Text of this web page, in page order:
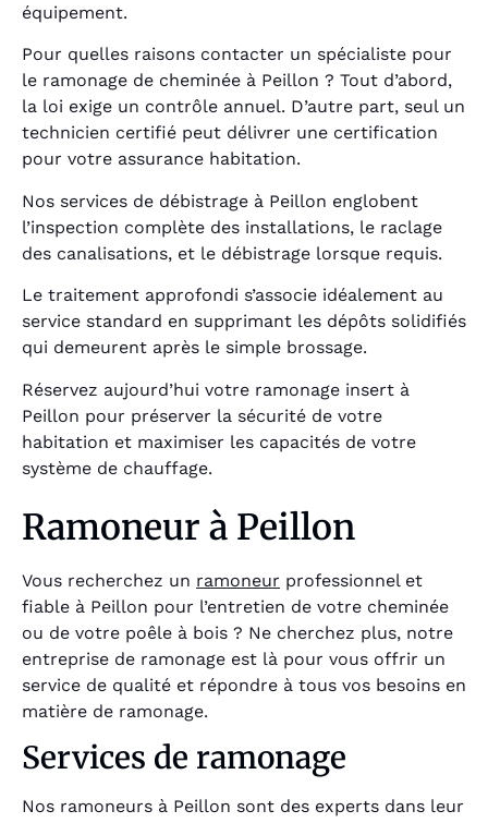
équipement.
Pour quelles raisons contacter un spécialiste pour
le ramonage de cheminée à Peillon ? Tout d’abord,
la loi exige un contrôle annuel. D’autre part, seul un
technicien certifié peut délivrer une certification
pour votre assurance habitation.
Nos services de débistrage à Peillon englobent
l’inspection complète des installations, le raclage
des canalisations, et le débistrage lorsque requis.
Le traitement approfondi s’associe idéalement au
service standard en supprimant les dépôts solidifiés
qui demeurent après le simple brossage.
Réservez aujourd’hui votre ramonage insert à
Peillon pour préserver la sécurité de votre
habitation et maximiser les capacités de votre
système de chauffage.
Ramoneur à Peillon
Vous recherchez un ramoneur professionnel et
fiable à Peillon pour l’entretien de votre cheminée
ou de votre poêle à bois ? Ne cherchez plus, notre
entreprise de ramonage est là pour vous offrir un
service de qualité et répondre à tous vos besoins en
matière de ramonage.
Services de ramonage
Nos ramoneurs à Peillon sont des experts dans leur